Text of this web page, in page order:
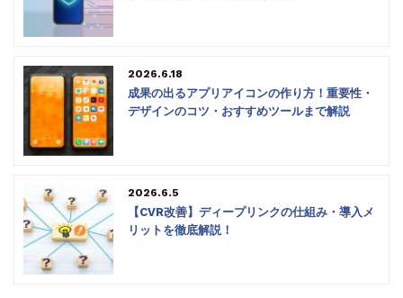
2026.6.18
成果の出るアプリアイコンの作り方！重要性・
デザインのコツ・おすすめツールまで解説
2026.6.5
【CVR改善】ディープリンクの仕組み・導入メ
リットを徹底解説！